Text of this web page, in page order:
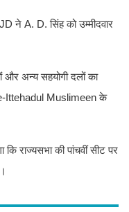
ने A. D. सिंह को उम्मीदवार
अन्य सहयोगी दलों का
Ittehadul Muslimeen के
कि राज्यसभा की पांचवीं सीट पर